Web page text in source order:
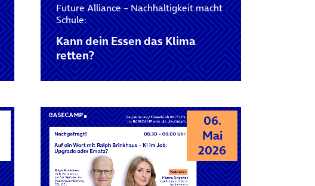
Future Alliance – Nachhaltigkeit macht
Schule:
Kann dein Essen das Klima
retten?
06.
Mai
2026